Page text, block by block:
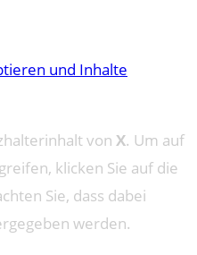
und Inhalte
von X. Um auf
klicken Sie auf die
Sie, dass dabei
werden.